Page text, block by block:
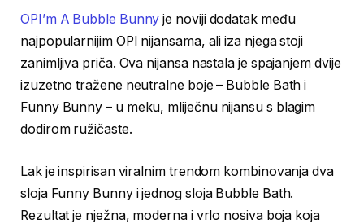
OPI’m A Bubble Bunny je noviji dodatak među
najpopularnijim OPI nijansama, ali iza njega stoji
zanimljiva priča. Ova nijansa nastala je spajanjem dvije
izuzetno tražene neutralne boje – Bubble Bath i
Funny Bunny – u meku, mliječnu nijansu s blagim
dodirom ružičaste.
Lak je inspirisan viralnim trendom kombinovanja dva
sloja Funny Bunny i jednog sloja Bubble Bath.
Rezultat je nježna, moderna i vrlo nosiva boja koja